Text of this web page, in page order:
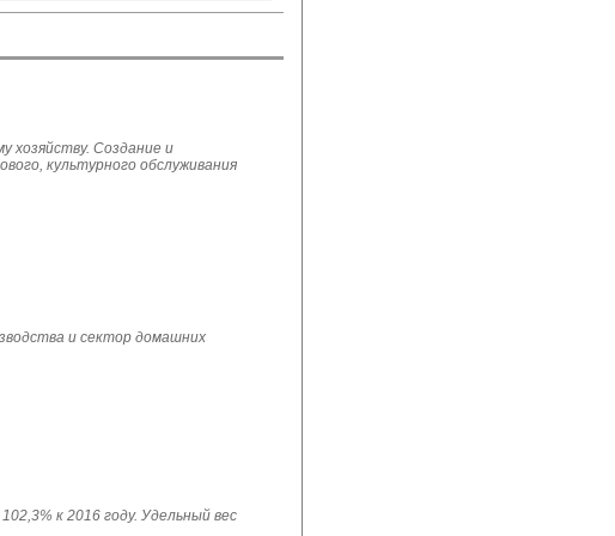
хозяйству. Создание и
культурного обслуживания
и сектор домашних
к 2016 году. Удельный вес